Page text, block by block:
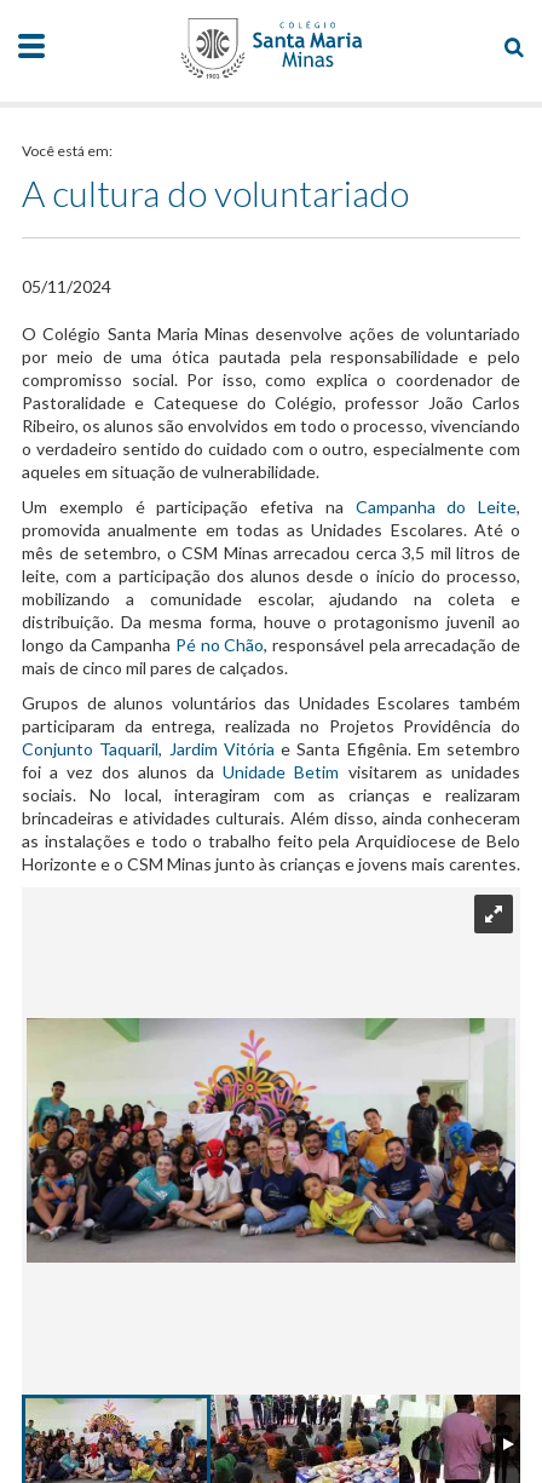
Você está em:
A cultura do voluntariado
05/11/2024
O Colégio Santa Maria Minas desenvolve ações de voluntariado
por meio de uma ótica pautada pela responsabilidade e pelo
compromisso social. Por isso, como explica o coordenador de
Pastoralidade e Catequese do Colégio, professor João Carlos
Ribeiro, os alunos são envolvidos em todo o processo, vivenciando
o verdadeiro sentido do cuidado com o outro, especialmente com
aqueles em situação de vulnerabilidade.
Um exemplo é participação efetiva na Campanha do Leite,
promovida anualmente em todas as Unidades Escolares. Até o
mês de setembro, o CSM Minas arrecadou cerca 3,5 mil litros de
leite, com a participação dos alunos desde o início do processo,
mobilizando a comunidade escolar, ajudando na coleta e
distribuição. Da mesma forma, houve o protagonismo juvenil ao
longo da Campanha Pé no Chão, responsável pela arrecadação de
mais de cinco mil pares de calçados.
Grupos de alunos voluntários das Unidades Escolares também
participaram da entrega, realizada no Projetos Providência do
Conjunto Taquaril, Jardim Vitória e Santa Efigênia. Em setembro
foi a vez dos alunos daUnidade Betim visitarem as unidades
sociais. No local, interagiram com as crianças e realizaram
brincadeiras e atividades culturais. Além disso, ainda conheceram
as instalações e todo o trabalho feito pela Arquidiocese de Belo
Horizonte e o CSM Minas junto às crianças e jovens mais carentes.